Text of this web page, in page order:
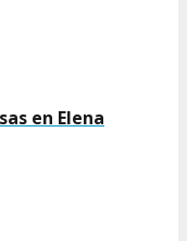
en Elena